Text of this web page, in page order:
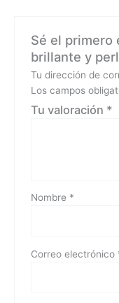
Sé el primero
brillante y
Tu dirección de
Los campos
Tu valoración *
Nombre *
Correo electrónico